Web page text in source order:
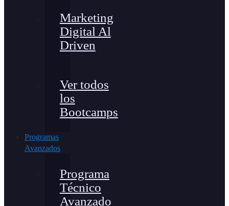
Marketing
Digital Al
Driven
Ver todos
los
Bootcamps
Programas
Avanzados
Programa
Técnico
Avanzado